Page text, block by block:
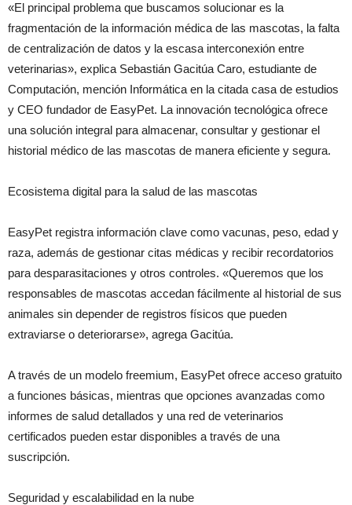
«El principal problema que buscamos solucionar es la
fragmentación de la información médica de las mascotas, la falta
de centralización de datos y la escasa interconexión entre
veterinarias», explica Sebastián Gacitúa Caro, estudiante de
Computación, mención Informática en la citada casa de estudios
y CEO fundador de EasyPet. La innovación tecnológica ofrece
una solución integral para almacenar, consultar y gestionar el
historial médico de las mascotas de manera eficiente y segura.
Ecosistema digital para la salud de las mascotas
EasyPet registra información clave como vacunas, peso, edad y
raza, además de gestionar citas médicas y recibir recordatorios
para desparasitaciones y otros controles. «Queremos que los
responsables de mascotas accedan fácilmente al historial de sus
animales sin depender de registros físicos que pueden
extraviarse o deteriorarse», agrega Gacitúa.
A través de un modelo freemium, EasyPet ofrece acceso gratuito
a funciones básicas, mientras que opciones avanzadas como
informes de salud detallados y una red de veterinarios
certificados pueden estar disponibles a través de una
suscripción.
Seguridad y escalabilidad en la nube